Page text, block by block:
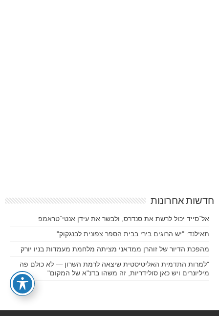
חדשות אחרונות
אל־סייד יכול לרשת את סנדרס, ולבשר את עידן אנטי־טראמפ
תאילנד: "יש הרוגים בירי בבית הספר צפונית לבנגקוק"
מהפכת הדיור של זוהרן ממדאני מציתה מלחמת מעמדות בניו יורק
"למרות התדמית האליטיסטית שיצאה לרמת השרון — לא כולם פה
מיליונרים ויש כאן סולידריות, זה משהו בדנ"א של המקום"